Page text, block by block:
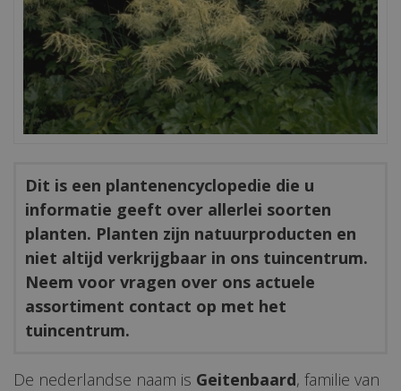
Dit is een plantenencyclopedie die u
informatie geeft over allerlei soorten
planten. Planten zijn natuurproducten en
niet altijd verkrijgbaar in ons tuincentrum.
Neem voor vragen over ons actuele
assortiment contact op met het
tuincentrum.
De nederlandse naam is Geitenbaard, familie van